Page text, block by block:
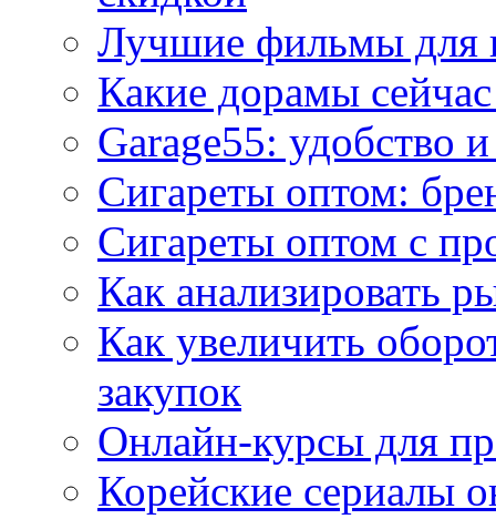
Лучшие фильмы для
Какие дорамы
Garage55: удобство
Сигареты оптом:
Сигареты оптом с
Как анализировать
Как увеличить
закупок
Онлайн-курсы для
Корейские сериалы